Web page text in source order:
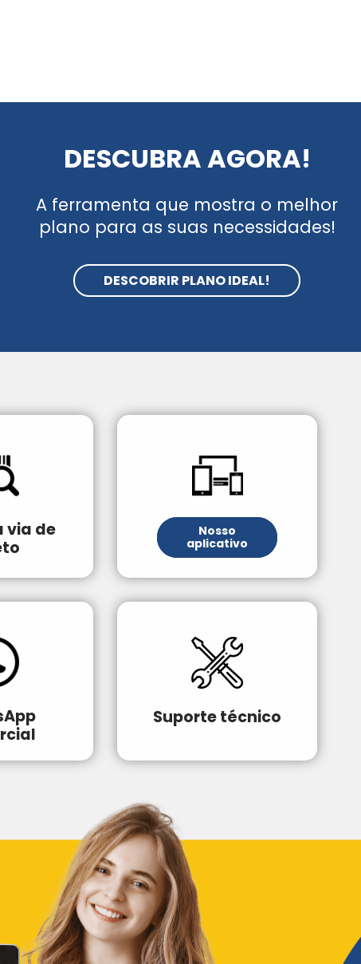
DESCUBRA AGORA!
A ferramenta que mostra o melhor
plano para as suas necessidades!
DESCOBRIR PLANO IDEAL!
via de
Nosso
aplicativo
Suporte técnico